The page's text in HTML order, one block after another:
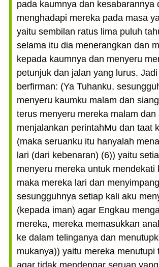
pada kaumnya dan kesabarannya
menghadapi mereka pada masa
yaitu sembilan ratus lima puluh
selama itu dia menerangkan dan
kepada kaumnya dan menyeru
petunjuk dan jalan yang lurus.
berfirman: (Ya Tuhanku,
menyeru kaumku malam dan
terus menyeru mereka malam dan
menjalankan perintahMu dan taat
(maka seruanku itu hanyalah
lari (dari kebenaran) (6)) yaitu
menyeru mereka untuk mendekati
maka mereka lari dan
sesungguhnya setiap kali aku
(kepada iman) agar Engkau
mereka, mereka memasukkan
ke dalam telinganya dan
mukanya)) yaitu mereka menutupi
agar tidak mendengar seruan